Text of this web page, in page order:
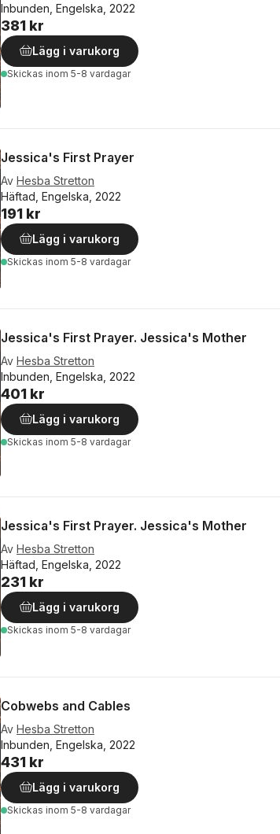
Inbunden, Engelska, 2022
381 kr
Lägg i varukorg
Skickas inom 5-8 vardagar
Jessica's First Prayer
Av Hesba Stretton
Häftad, Engelska, 2022
191 kr
Lägg i varukorg
Skickas inom 5-8 vardagar
Jessica's First Prayer. Jessica's Mother
Av Hesba Stretton
Inbunden, Engelska, 2022
401 kr
Lägg i varukorg
Skickas inom 5-8 vardagar
Jessica's First Prayer. Jessica's Mother
Av Hesba Stretton
Häftad, Engelska, 2022
231 kr
Lägg i varukorg
Skickas inom 5-8 vardagar
Cobwebs and Cables
Av Hesba Stretton
Inbunden, Engelska, 2022
431 kr
Lägg i varukorg
Skickas inom 5-8 vardagar